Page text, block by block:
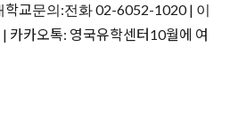
학교문의:전화 02-6052-1020 | 이
카오톡: 영국유학센터10월에 여